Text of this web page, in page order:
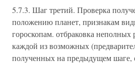
5.7.3. Шаг третий. Проверка
положению планет, признакам
гороскопам. отбраковка
каждой из возможных
полученных на предыдущем